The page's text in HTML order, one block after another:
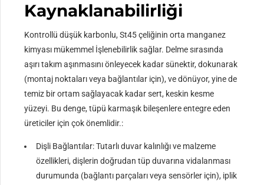
Kaynaklanabilirliği
Kontrollü düşük karbonlu, St45 çeliğinin orta manganez
kimyası mükemmel İşlenebilirlik sağlar. Delme sırasında
aşırı takım aşınmasını önleyecek kadar sünektir, dokunarak
(montaj noktaları veya bağlantılar için), ve dönüyor, yine de
temiz bir ortam sağlayacak kadar sert, keskin kesme
yüzeyi. Bu denge, tüpü karmaşık bileşenlere entegre eden
üreticiler için çok önemlidir.:
Dişli Bağlantılar: Tutarlı duvar kalınlığı ve malzeme
özellikleri, dişlerin doğrudan tüp duvarına vidalanması
durumunda (bağlantı parçaları veya sensörler için), iplik